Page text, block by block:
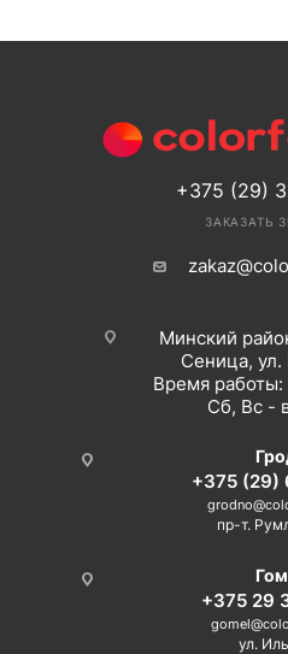
+375 (29)
ЗАКАЗАТЬ
Минский
Сеница,
Время работы:
Сб, Вс -
+375 (29)
пр-т.
+375 29
ул.